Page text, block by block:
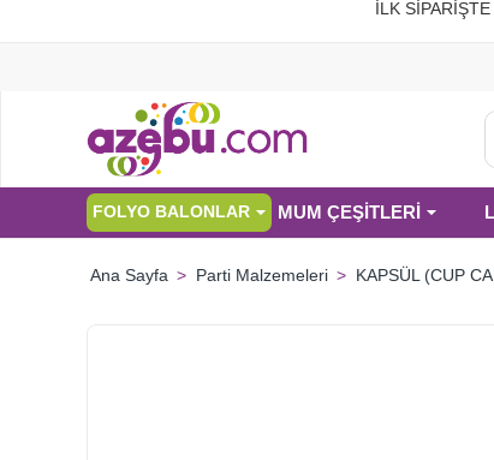
İLK
FOLYO BALONLAR MUM ÇEŞİTLERİ
Parti Malzemeleri KAPSÜL (CUP